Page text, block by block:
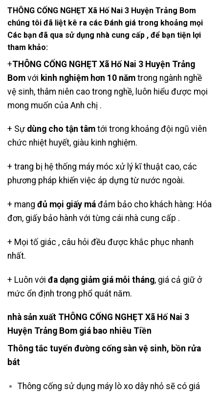
THÔNG CỐNG NGHẸT Xã Hố Nai 3 Huyện Trảng Bom
chúng tôi đã liệt kê ra các Đánh giá trong khoảng mọi
Các bạn đã qua sử dụng nhà cung cấp , để bạn tiện lợi
tham khảo:
+THÔNG CỐNG NGHẸT Xã Hố Nai 3 Huyện Trảng
Bom với kinh nghiệm hơn 10 năm trong ngành nghề
vệ sinh, thâm niên cao trong nghề, luôn hiểu được mọi
mong muốn của Anh chị .
+ Sự dùng cho tận tâm tới trong khoảng đội ngũ viên
chức nhiệt huyết, giàu kinh nghiệm.
+ trang bị hệ thống máy móc xử lý kĩ thuật cao, các
phương pháp khiến việc áp dựng từ nước ngoài.
+ mang đủ mọi giấy má đảm bảo cho khách hàng: Hóa
đơn, giấy bảo hành với từng cái nhà cung cấp .
+ Mọi tố giác , câu hỏi đều được khắc phục nhanh
nhất.
+ Luôn với đa dạng giảm giá mỗi tháng, giá cả giữ ở
mức ổn định trong phổ quát năm.
nhà sản xuất THÔNG CỐNG NGHẸT Xã Hố Nai 3
Huyện Trảng Bom giá bao nhiêu Tiền
Thông tắc tuyến đường cống sàn vệ sinh, bồn rửa
bát
Thông cống sử dụng máy lò xo dây nhỏ sẽ có giá